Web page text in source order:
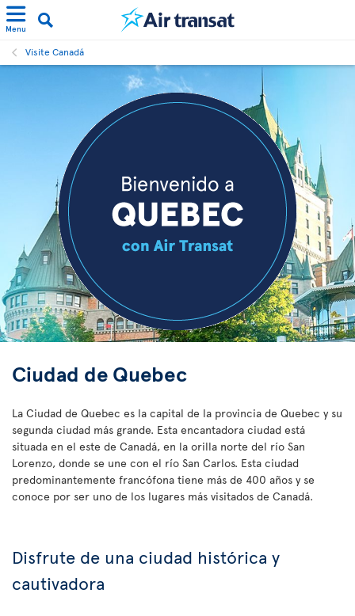
Menu
Visite Canadá
Ciudad de Quebec
La Ciudad de Quebec es la capital de la provincia de Quebec y su
segunda ciudad más grande. Esta encantadora ciudad está
situada en el este de Canadá, en la orilla norte del río San
Lorenzo, donde se une con el río San Carlos. Esta ciudad
predominantemente francófona tiene más de 400 años y se
conoce por ser uno de los lugares más visitados de Canadá.
Disfrute de una ciudad histórica y
cautivadora